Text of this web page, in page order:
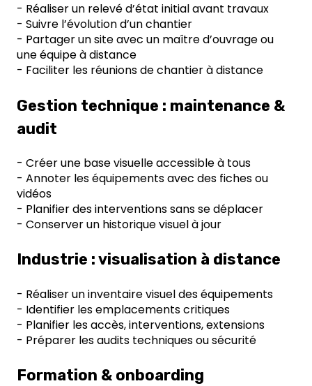
- Réaliser un relevé d’état initial avant travaux
- Suivre l’évolution d’un chantier
- Partager un site avec un maître d’ouvrage ou
une équipe à distance
- Faciliter les réunions de chantier à distance
Gestion technique : maintenance &
audit
- Créer une base visuelle accessible à tous
- Annoter les équipements avec des fiches ou
vidéos
- Planifier des interventions sans se déplacer
- Conserver un historique visuel à jour
Industrie : visualisation à distance
- Réaliser un inventaire visuel des équipements
- Identifier les emplacements critiques
- Planifier les accès, interventions, extensions
- Préparer les audits techniques ou sécurité
Formation & onboarding